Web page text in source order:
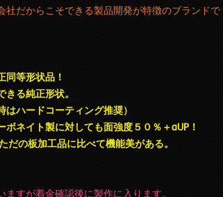
社だからこそできる製品開発が特徴のブランドで
等形状品！
る純正形状。
ハードコーティング推奨）
ネイト製に対しても面強度５０％＋αUP！
だの板加工品に比べて機能美がある。
すが着金確認後に製作に入ります。